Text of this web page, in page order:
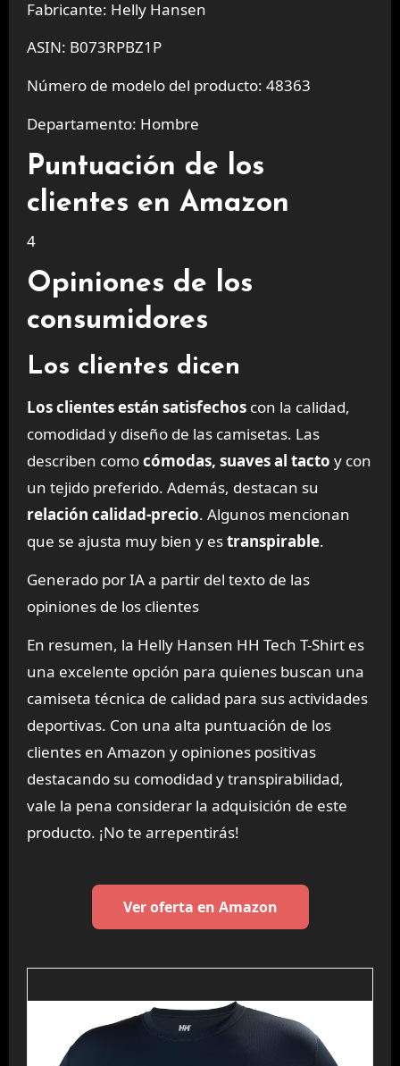
Fabricante: Helly Hansen
ASIN: B073RPBZ1P
Número de modelo del producto: 48363
Departamento: Hombre
Puntuación de los
clientes en Amazon
4
Opiniones de los
consumidores
Los clientes dicen
Los clientes están satisfechoscon la calidad,
comodidad y diseño de las camisetas. Las
describen comocómodas, suaves al tacto y con
un tejido preferido. Además, destacan su
relación calidad-precio. Algunos mencionan
que se ajusta muy bien y estranspirable.
Generado por IA a partir del texto de las
opiniones de los clientes
En resumen, la Helly Hansen HH Tech T-Shirt es
una excelente opción para quienes buscan una
camiseta técnica de calidad para sus actividades
deportivas. Con una alta puntuación de los
clientes en Amazon y opiniones positivas
destacando su comodidad y transpirabilidad,
vale la pena considerar la adquisición de este
producto. ¡No te arrepentirás!
Ver oferta en Amazon